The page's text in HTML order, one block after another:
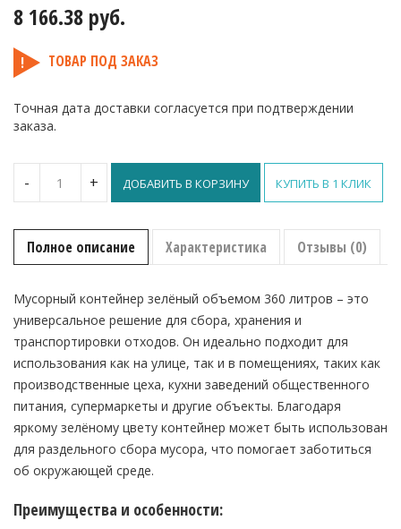
8 166.38 руб.
ТОВАР ПОД ЗАКАЗ
Точная дата доставки согласуется при подтверждении
заказа.
-
Мусорный
контейнер
+ ДОБАВИТЬ В КОРЗИНУ КУПИТЬ В 1 КЛИК
Полное описание Характеристика Отзывы (0)
Мусорный контейнер зелёный объемом 360 литров – это
универсальное решение для сбора, хранения и
транспортировки отходов. Он идеально подходит для
использования как на улице, так и в помещениях, таких как
производственные цеха, кухни заведений общественного
питания, супермаркеты и другие объекты. Благодаря
яркому зелёному цвету контейнер может быть использован
для раздельного сбора мусора, что помогает заботиться
об окружающей среде.
Преимущества и особенности: